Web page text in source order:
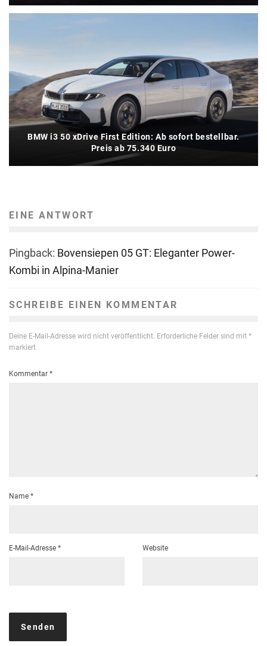
BMW i3 50 xDrive First Edition: Ab sofort bestellbar.
Preis ab 75.340 Euro
EINE ANTWORT
Pingback: Bovensiepen 05 GT: Eleganter Power-
Kombi in Alpina-Manier
SCHREIBE EINEN KOMMENTAR
Deine E-Mail-Adresse wird nicht veröffentlicht. Erforderliche Felder sind mit *
markiert
Kommentar *
Name *
E-Mail-Adresse * Website